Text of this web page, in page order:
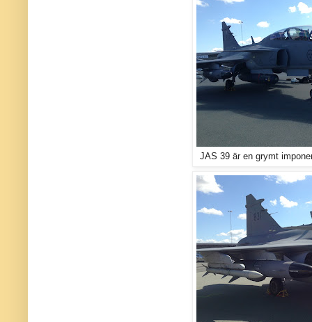
JAS 39 är en grymt